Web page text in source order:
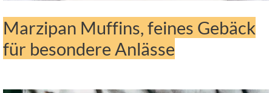
Marzipan Muffins, feines Gebäck
für besondere Anlässe